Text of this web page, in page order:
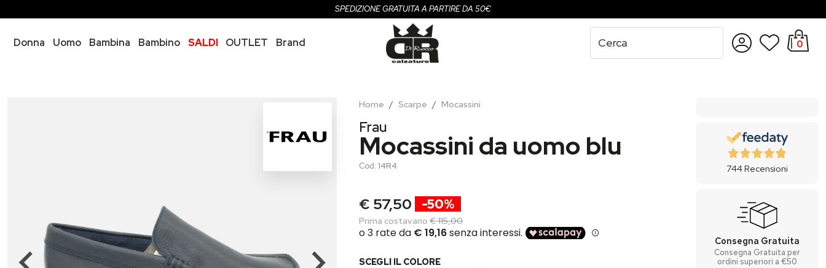
SPEDIZIONE GRATUITA A PARTIRE DA 50€
Donna Uomo Bambina Bambino SALDI OUTLET
Brand
0
Home Scarpe Mocassini
Frau
Mocassini da uomo blu
Cod: 14R4
€ 57,50 -50%
Prima costavano € 115,00
SCEGLI IL COLORE
744Recensioni
Consegna Gratuita
Consegna Gratuita per
ordini superiori a €50